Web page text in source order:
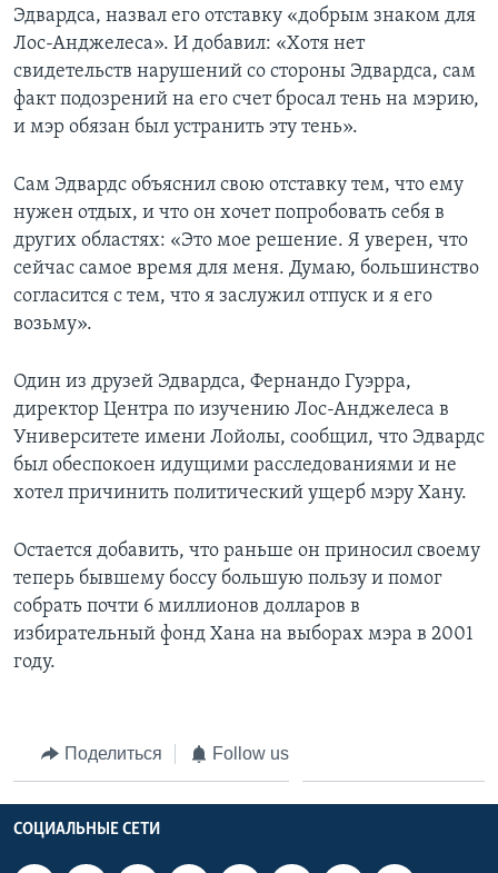
Эдвардса, назвал его отставку «добрым знаком для
Лос-Анджелеса». И добавил: «Хотя нет
свидетельств нарушений со стороны Эдвардса, сам
факт подозрений на его счет бросал тень на мэрию,
и мэр обязан был устранить эту тень».
Сам Эдвардс объяснил свою отставку тем, что ему
нужен отдых, и что он хочет попробовать себя в
других областях: «Это мое решение. Я уверен, что
сейчас самое время для меня. Думаю, большинство
согласится с тем, что я заслужил отпуск и я его
возьму».
Один из друзей Эдвардса, Фернандо Гуэрра,
директор Центра по изучению Лос-Анджелеса в
Университете имени Лойолы, сообщил, что Эдвардс
был обеспокоен идущими расследованиями и не
хотел причинить политический ущерб мэру Хану.
Остается добавить, что раньше он приносил своему
теперь бывшему боссу большую пользу и помог
собрать почти 6 миллионов долларов в
избирательный фонд Хана на выборах мэра в 2001
году.
Поделиться Follow us
СОЦИАЛЬНЫЕ СЕТИ